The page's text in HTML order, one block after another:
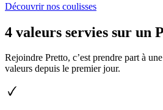
Découvrir nos coulisses
4 valeurs servies sur un
Rejoindre Pretto, c’est prendre part à
valeurs depuis le premier jour.